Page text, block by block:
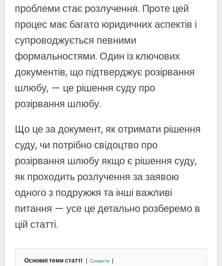
проблеми стає розлучення. Проте цей
процес має багато юридичних аспектів і
супроводжується певними
формальностями. Один із ключових
документів, що підтверджує розірвання
шлюбу, — це рішення суду про
розірвання шлюбу.
Що це за документ, як отримати рішення
суду, чи потрібно свідоцтво про
розірвання шлюбу якщо є рішення суду,
як проходить розлучення за заявою
одного з подружжя та інші важливі
питання — усе це детально розберемо в
цій статті.
Основні теми статті Сховати